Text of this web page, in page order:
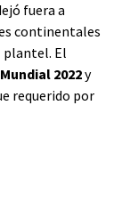
fuera a
continentales
El
Mundial 2022y
requerido por